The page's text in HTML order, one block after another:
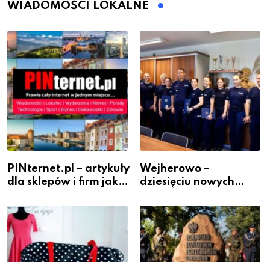
WIADOMOŚCI LOKALNE
PINternet.pl – artykuły
dla sklepów i firm jako
widoczność
Wejherowo –
dziesięciu nowych
szeregach Komendy
Powiatowej